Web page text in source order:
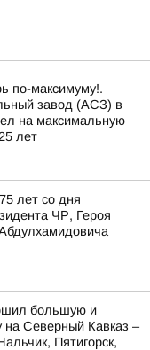
по-максимуму!.
завод (АСЗ) в
на максимальную
лет
лет со дня
ЧР, Героя
большую и
на Северный Кавказ –
Пятигорск,